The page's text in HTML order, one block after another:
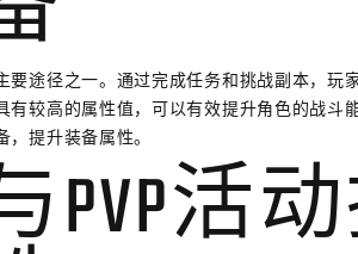
要途径之一。通过完成任务和挑战副本，玩
有较高的属性值，可以有效提升角色的战斗
提升装备属性。
PVP活